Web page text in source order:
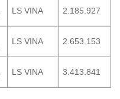
LS VINA 2.185.927
LS VINA 2.653.153
LS VINA 3.413.841